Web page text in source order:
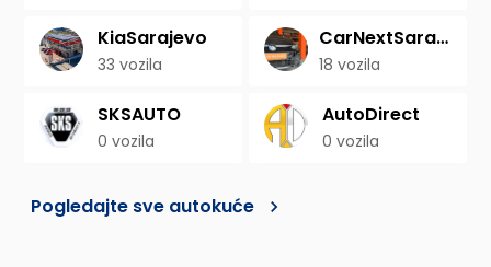
KiaSarajevo
33 vozila
CarNextSarajevo
18 vozila
SKSAUTO
0 vozila
AutoDirect
0 vozila
Pogledajte sve autokuće